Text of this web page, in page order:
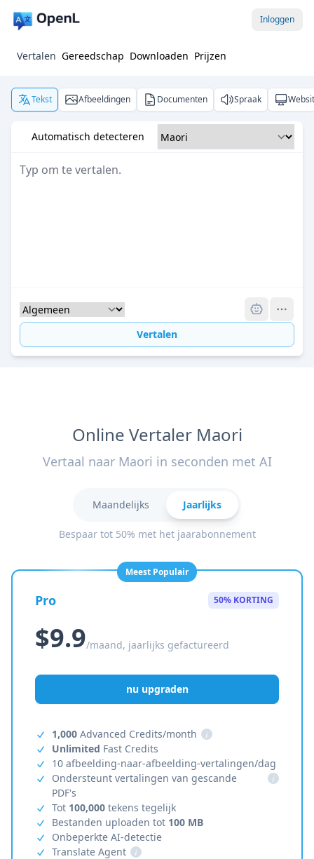
Inloggen
Vertalen Gereedschap Downloaden Prijzen
Tekst Afbeeldingen Documenten Spraak
Automatisch detecteren
Vertalen
Online Vertaler Maori
Vertaal naar Maori in seconden met AI
Maandelijks Jaarlijks
Bespaar tot 50% met het jaarabonnement
Meest Populair
Pro 50% KORTING
$9.9/maand, jaarlijks gefactureerd
nu upgraden
1,000 Advanced Credits/month
i
Unlimited Fast Credits
10 afbeelding-naar-afbeelding-vertalingen/dag
Ondersteunt vertalingen van gescande
PDF's
i
Tot 100,000 tekens tegelijk
Bestanden uploaden tot 100 MB
Onbeperkte AI-detectie
Translate Agent
i